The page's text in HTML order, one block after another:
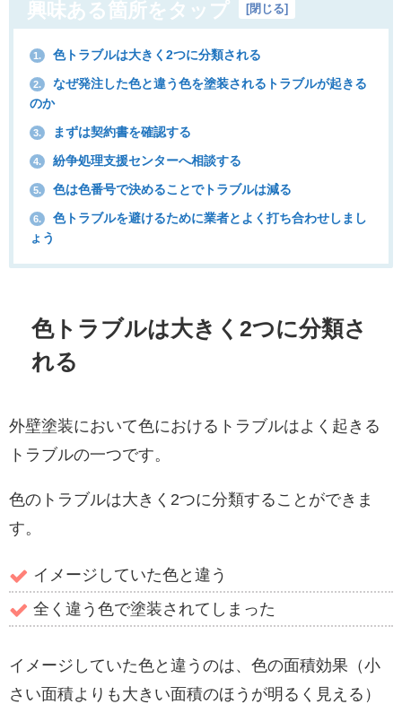
興味ある箇所をタップ [閉じる]
1. 色トラブルは大きく2つに分類される
2.
なぜ発注した色と違う色を塗装されるトラブルが起きる
のか
3. まずは契約書を確認する
4. 紛争処理支援センターへ相談する
5. 色は色番号で決めることでトラブルは減る
6.
色トラブルを避けるために業者とよく打ち合わせしまし
ょう
色トラブルは大きく2つに分類さ
れる
外壁塗装において色におけるトラブルはよく起きる
トラブルの一つです。
色のトラブルは大きく2つに分類することができま
す。
イメージしていた色と違う
全く違う色で塗装されてしまった
イメージしていた色と違うのは、色の面積効果（小
さい面積よりも大きい面積のほうが明るく見える）